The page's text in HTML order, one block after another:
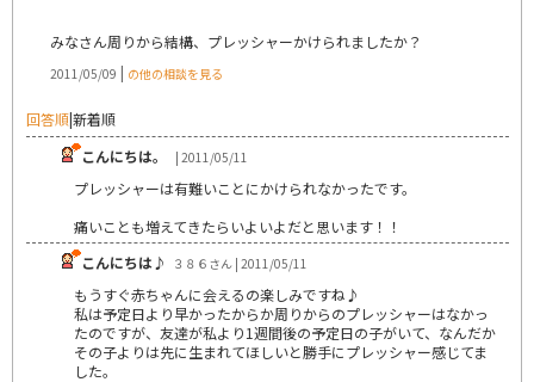
みなさん周りから結構、プレッシャーかけられましたか？
2011/05/09 | の他の相談を見る
回答順|新着順
こんにちは。
| 2011/05/11
プレッシャーは有難いことにかけられなかったです。
痛いことも増えてきたらいよいよだと思います！！
こんにちは♪
３８６さん | 2011/05/11
もうすぐ赤ちゃんに会えるの楽しみですね♪
私は予定日より早かったからか周りからのプレッシャーはなかっ
たのですが、友達が私より1週間後の予定日の子がいて、なんだか
その子よりは先に生まれてほしいと勝手にプレッシャー感じてま
した。